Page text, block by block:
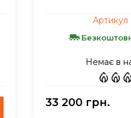
Артикул :
Немає в
33 200 грн.